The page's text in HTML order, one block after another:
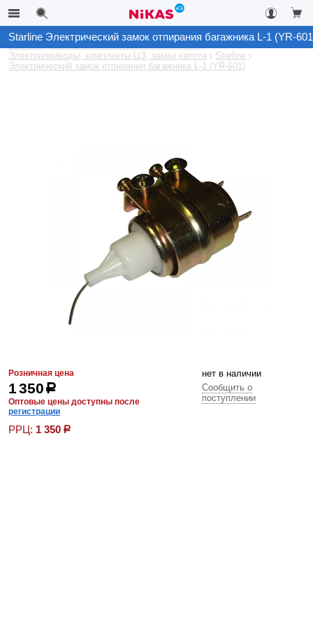
Автомобильные охранные системы
Электроприводы, комплекты ЦЗ, замки капота
Starline
Электрический замок отпирания багажника L-1 (YR-601)
Starline Электрический замок отпирания багажника L-1 (YR-
Розничная цена
1 350р
Оптовые цены доступны после
регистрации
РРЦ: 1 350 р
нет в наличии
Сообщить о
поступлении